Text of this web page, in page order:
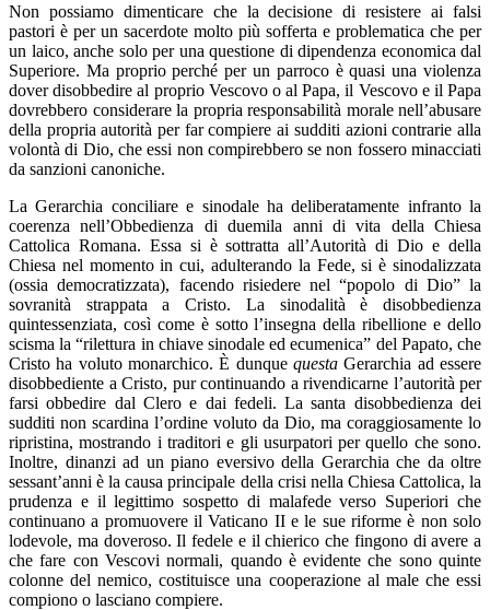
Non possiamo dimenticare che la decisione di resistere ai falsi
pastori è per un sacerdote molto più sofferta e problematica che per
un laico, anche solo per una questione di dipendenza economica dal
Superiore. Ma proprio perché per un parroco è quasi una violenza
dover disobbedire al proprio Vescovo o al Papa, il Vescovo e il Papa
dovrebbero considerare la propria responsabilità morale nell’abusare
della propria autorità per far compiere ai sudditi azioni contrarie alla
volontà di Dio, che essi non compirebbero se non fossero minacciati
da sanzioni canoniche.
La Gerarchia conciliare e sinodale ha deliberatamente infranto la
coerenza nell’Obbedienza di duemila anni di vita della Chiesa
Cattolica Romana. Essa si è sottratta all’Autorità di Dio e della
Chiesa nel momento in cui, adulterando la Fede, si è sinodalizzata
(ossia democratizzata), facendo risiedere nel “popolo di Dio” la
sovranità strappata a Cristo. La sinodalità è disobbedienza
quintessenziata, così come è sotto l’insegna della ribellione e dello
scisma la “rilettura in chiave sinodale ed ecumenica” del Papato, che
Cristo ha voluto monarchico. È dunque questa Gerarchia ad essere
disobbediente a Cristo, pur continuando a rivendicarne l’autorità per
farsi obbedire dal Clero e dai fedeli. La santa disobbedienza dei
sudditi non scardina l’ordine voluto da Dio, ma coraggiosamente lo
ripristina, mostrando i traditori e gli usurpatori per quello che sono.
Inoltre, dinanzi ad un piano eversivo della Gerarchia che da oltre
sessant’anni è la causa principale della crisi nella Chiesa Cattolica, la
prudenza e il legittimo sospetto di malafede verso Superiori che
continuano a promuovere il Vaticano II e le sue riforme è non solo
lodevole, ma doveroso. Il fedele e il chierico che fingono di avere a
che fare con Vescovi normali, quando è evidente che sono quinte
colonne del nemico, costituisce una cooperazione al male che essi
compiono o lasciano compiere.